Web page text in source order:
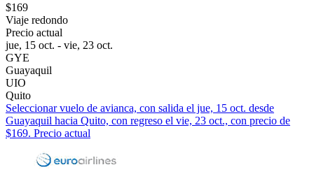
$169
Viaje redondo
Precio actual
jue, 15 oct. - vie, 23 oct.
GYE
Guayaquil
UIO
Quito
Seleccionar vuelo de avianca, con salida el jue, 15 oct. desde
Guayaquil hacia Quito, con regreso el vie, 23 oct., con precio de
$169. Precio actual